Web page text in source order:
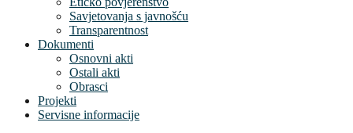
Savjetovanja s javnošću
Transparentnost
Dokumenti
Osnovni akti
Ostali akti
Obrasci
Projekti
Servisne informacije